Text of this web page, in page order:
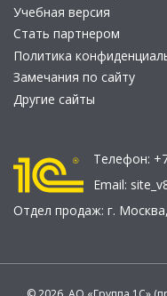
Учебная версия
Стать партнером
Политика
Замечания по сайту
Другие сайты
Телефон:
Email:
Отдел продаж: г. Москва,